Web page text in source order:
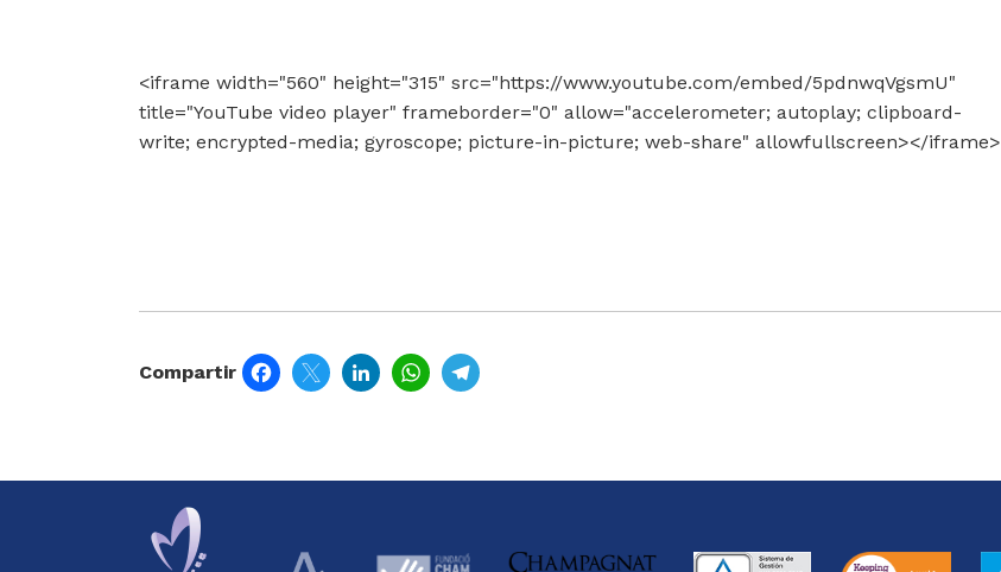
<iframe width="560" height="315" src="https://www.youtube.com/embed/5pdnwqVgsmU"
title="YouTube video player" frameborder="0" allow="accelerometer; autoplay; clipboard-
write; encrypted-media; gyroscope; picture-in-picture; web-share" allowfullscreen></iframe>
Compartir FacebookTwitterLinkedInWhatsApp